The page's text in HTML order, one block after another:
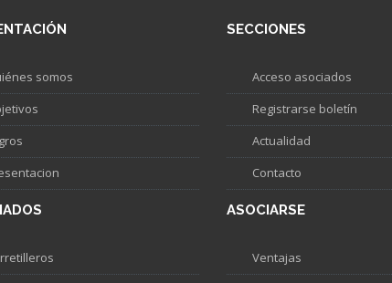
somos
SECCIONES
Acceso asociados
Registrarse boletín
Actualidad
Contacto
ASOCIARSE
Ventajas